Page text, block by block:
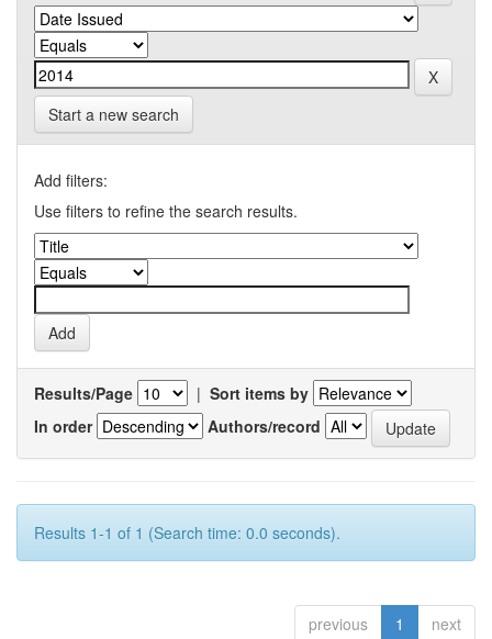
Start a new search
Add filters:
Use filters to refine the search results.
Results/Page | Sort items by
In order
Authors/record
Results 1-1 of 1 (Search time: 0.0 seconds).
previous 1 next